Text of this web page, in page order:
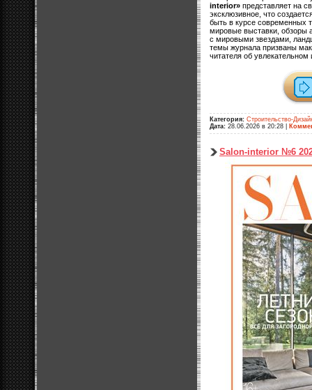
interior» представляет на
эксклюзивное, что
быть в курсе современных
мировые выставки, обзоры
с мировыми звездами,
темы журнала призваны
читателя об
Категория: Строительство-
Дата: 28.06.2026 в 20:28
Salon-interior №6